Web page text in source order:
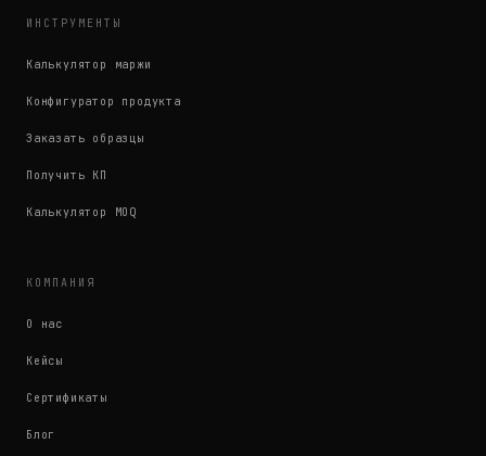
ИНСТРУМЕНТЫ
Калькулятор маржи
Конфигуратор продукта
Заказать образцы
Получить КП
Калькулятор MOQ
КОМПАНИЯ
О нас
Кейсы
Сертификаты
Блог